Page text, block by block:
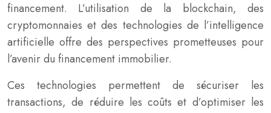
financement. L’utilisation de la blockchain, des
cryptomonnaies et des technologies de l’intelligence
artificielle offre des perspectives prometteuses pour
l’avenir du financement immobilier.
Ces technologies permettent de sécuriser les
transactions, de réduire les coûts et d’optimiser les